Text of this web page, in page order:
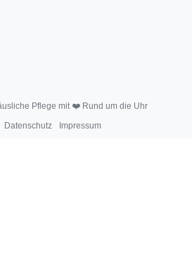
Pflege mit ❤️ Rund um die Uhr
Datenschutz Impressum